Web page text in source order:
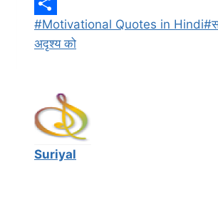
s
A
c
e
b
k
w
i
t
r
L
i
n
d
n
S
h
e
Post
Tags:
#Motivational Quotes in Hindi#
अदृश्य को
Suriyal